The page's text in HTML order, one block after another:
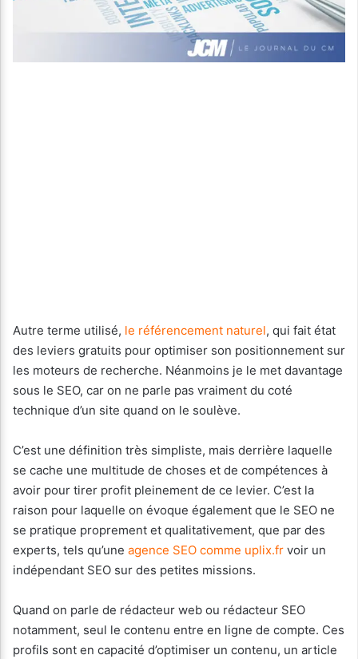
Autre terme utilisé, le référencement naturel, qui fait état
des leviers gratuits pour optimiser son positionnement sur
les moteurs de recherche. Néanmoins je le met davantage
sous le SEO, car on ne parle pas vraiment du coté
technique d’un site quand on le soulève.
C’est une définition très simpliste, mais derrière laquelle
se cache une multitude de choses et de compétences à
avoir pour tirer profit pleinement de ce levier. C’est la
raison pour laquelle on évoque également que le SEO ne
se pratique proprement et qualitativement, que par des
experts, tels qu’une agence SEO comme uplix.fr voir un
indépendant SEO sur des petites missions.
Quand on parle de rédacteur web ou rédacteur SEO
notamment, seul le contenu entre en ligne de compte. Ces
profils sont en capacité d’optimiser un contenu, un article